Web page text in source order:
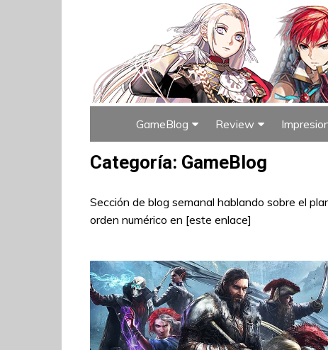
GameBlog
Índice de GameBlog
Review
Índice de Review
Categoría: GameBlog
Sección de blog semanal hablando sobre el
orden numérico en [este enlace]